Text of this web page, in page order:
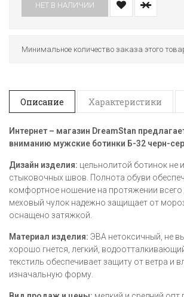
НЕТ В НАЛИЧИИ
Минимальное количество заказа этого
Описание Характеристики
Интернет – магазин DreamStan
вниманию мужские ботинки Б-32 черн-
Дизайн изделия: цельнолитой ботинок не
стыковочных швов. Полнота обуви
комфортное ношение на протяжении всего
меховый чулок надежно защищает от
оснащено затяжкой.
Материал изделия: ЭВА нетоксичный, не
хорошо гнется, легкий,
текстиль обеспечивает защиту от ветра и
изначальную форму.